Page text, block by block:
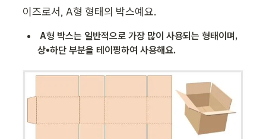
이즈로서, A형 형태의 박스예요.
A형 박스는 일반적으로 가장 많이 사용되는 형태이며,
상•하단 부분을 테이핑하여 사용해요.